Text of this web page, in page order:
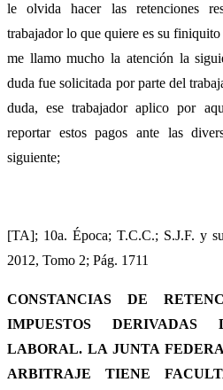
le olvida hacer las retenciones
trabajador lo que quiere es su
me llamo mucho la atención la
duda fue solicitada por parte del
duda, ese trabajador aplico por
reportar estos pagos ante las
siguiente;
[TA]; 10a. Época; T.C.C.; S.J.F. y
2012, Tomo 2; Pág. 1711
CONSTANCIAS DE
IMPUESTOS
LABORAL. LA JUNTA
ARBITRAJE TIENE